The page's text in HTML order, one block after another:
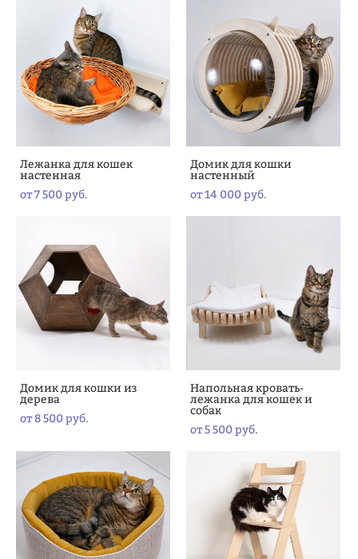
Лежанка для кошек
настенная
от 7 500 pуб.
Домик для кошки
настенный
от 14 000 pуб.
Домик для кошки из
дерева
от 8 500 pуб.
Напольная кровать-
лежанка для кошек и
собак
от 5 500 pуб.